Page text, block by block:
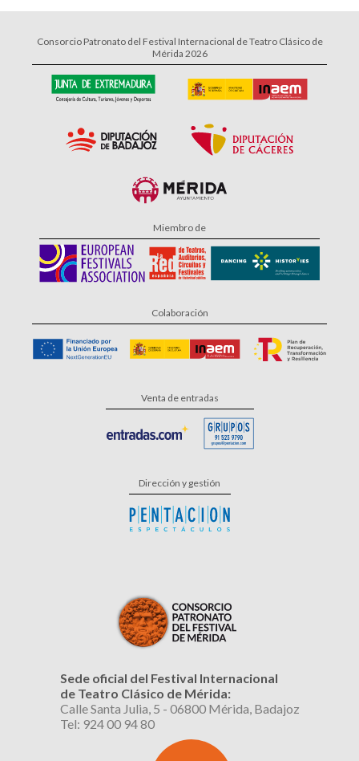
Consorcio Patronato del Festival Internacional de Teatro Clásico de
Mérida 2026
Miembro de
Colaboración
Venta de entradas
Dirección y gestión
Sede oficial del Festival Internacional
de Teatro Clásico de Mérida:
Calle Santa Julia, 5 - 06800 Mérida, Badajoz
Tel: 924 00 94 80